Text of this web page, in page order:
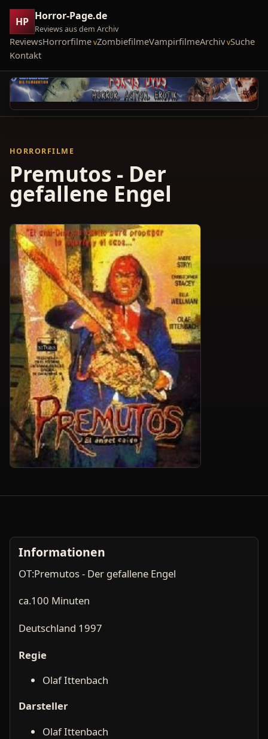
HP Horror-Page.de
Reviews aus dem Archiv
ReviewsHorrorfilme ZombiefilmeVampirfilmeArchiv Suche
Kontakt
HORRORFILME
Premutos - Der
gefallene Engel
Informationen
OT:Premutos - Der gefallene Engel
ca.100 Minuten
Deutschland 1997
Regie
Olaf Ittenbach
Darsteller
Olaf Ittenbach